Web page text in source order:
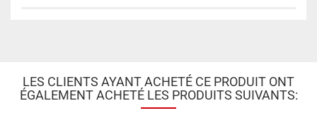
LES CLIENTS AYANT ACHETÉ CE PRODUIT ONT
ÉGALEMENT ACHETÉ LES PRODUITS SUIVANTS: